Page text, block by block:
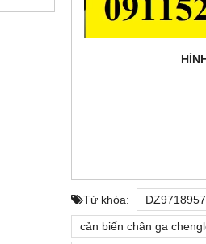
HÌNH ẢNH
Từ khóa:
cản biến chân ga